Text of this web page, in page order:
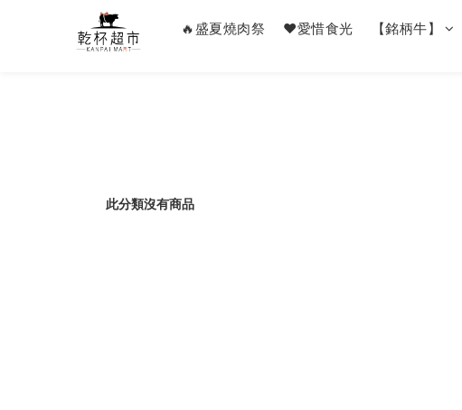
🔥盛夏燒肉祭 ❤️愛惜食光 【銘柄牛】
此分類沒有商品